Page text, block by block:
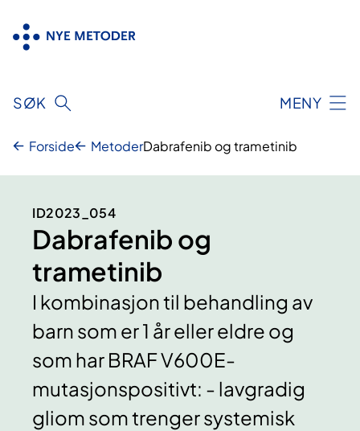
innhold
SØK MENY
Forside MetoderDabrafenib og trametinib
ID2023_054
Dabrafenib og
trametinib
I kombinasjon til behandling av
barn som er 1 år eller eldre og
som har BRAF V600E-
mutasjonspositivt: - lavgradig
gliom som trenger systemisk